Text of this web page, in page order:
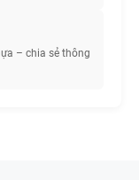
– chia sẻ thông